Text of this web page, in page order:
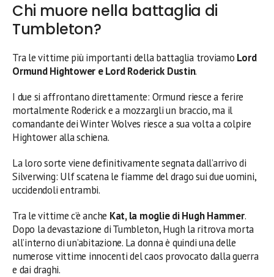
Chi muore nella battaglia di
Tumbleton?
Tra le vittime più importanti della battaglia troviamo Lord
Ormund Hightower e Lord Roderick Dustin.
I due si affrontano direttamente: Ormund riesce a ferire
mortalmente Roderick e a mozzargli un braccio, ma il
comandante dei Winter Wolves riesce a sua volta a colpire
Hightower alla schiena.
La loro sorte viene definitivamente segnata dall’arrivo di
Silverwing: Ulf scatena le fiamme del drago sui due uomini,
uccidendoli entrambi.
Tra le vittime c’è anche Kat, la moglie di Hugh Hammer.
Dopo la devastazione di Tumbleton, Hugh la ritrova morta
all’interno di un’abitazione. La donna è quindi una delle
numerose vittime innocenti del caos provocato dalla guerra
e dai draghi.